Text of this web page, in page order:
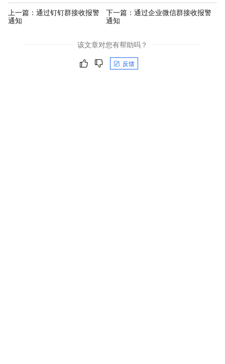
上一篇： 通过钉钉群接收报警
通知
下一篇： 通过企业微信群接收报警
通知
该文章对您有帮助吗？
反馈